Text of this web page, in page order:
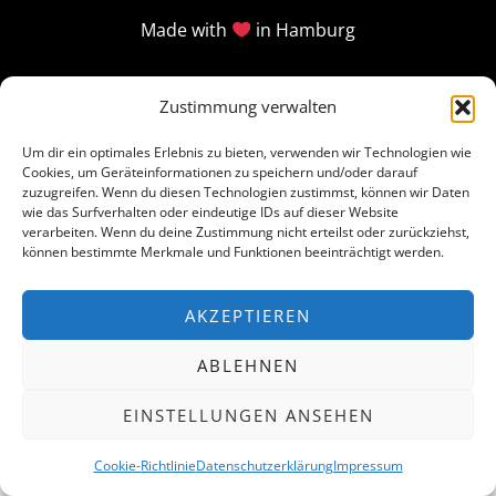
Zustimmung verwalten
Um dir ein optimales Erlebnis zu bieten, verwenden wir Technologien wie
Cookies, um Geräteinformationen zu speichern und/oder darauf
zuzugreifen. Wenn du diesen Technologien zustimmst, können wir Daten
wie das Surfverhalten oder eindeutige IDs auf dieser Website
verarbeiten. Wenn du deine Zustimmung nicht erteilst oder zurückziehst,
können bestimmte Merkmale und Funktionen beeinträchtigt werden.
AKZEPTIEREN
ABLEHNEN
EINSTELLUNGEN ANSEHEN
Cookie-RichtlinieDatenschutzerklärungImpressum
Made with in Hamburg